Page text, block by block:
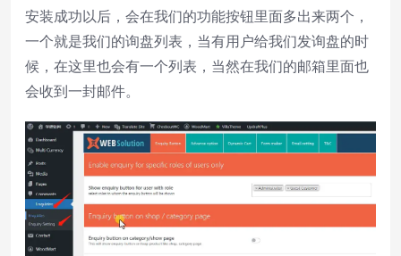
安装成功以后，会在我们的功能按钮里面多出来两个，
一个就是我们的询盘列表，当有用户给我们发询盘的时
候，在这里也会有一个列表，当然在我们的邮箱里面也
会收到一封邮件。